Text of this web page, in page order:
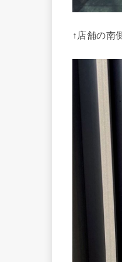
↑店舗の南